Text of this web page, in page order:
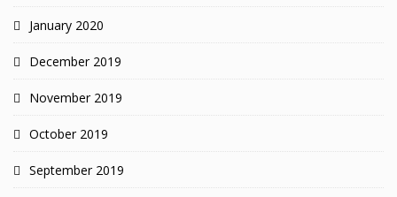
January 2020
December 2019
November 2019
October 2019
September 2019